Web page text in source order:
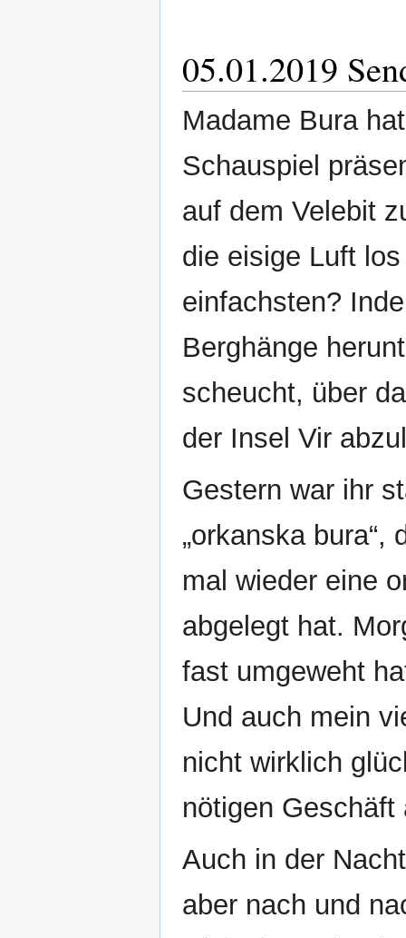
05.01.2019
Madame Bura
Schauspiel
auf dem Velebit
die eisige Luft
einfachsten?
Berghänge
scheucht, über
der Insel Vir
Gestern war ihr
„orkanska
mal wieder eine
abgelegt hat.
fast umgeweht
Und auch mein
nicht wirklich
nötigen
Auch in der
aber nach und